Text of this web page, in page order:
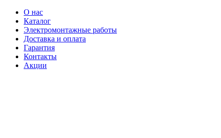
О нас
Каталог
Электромонтажные работы
Доставка и оплата
Гарантия
Контакты
Акции